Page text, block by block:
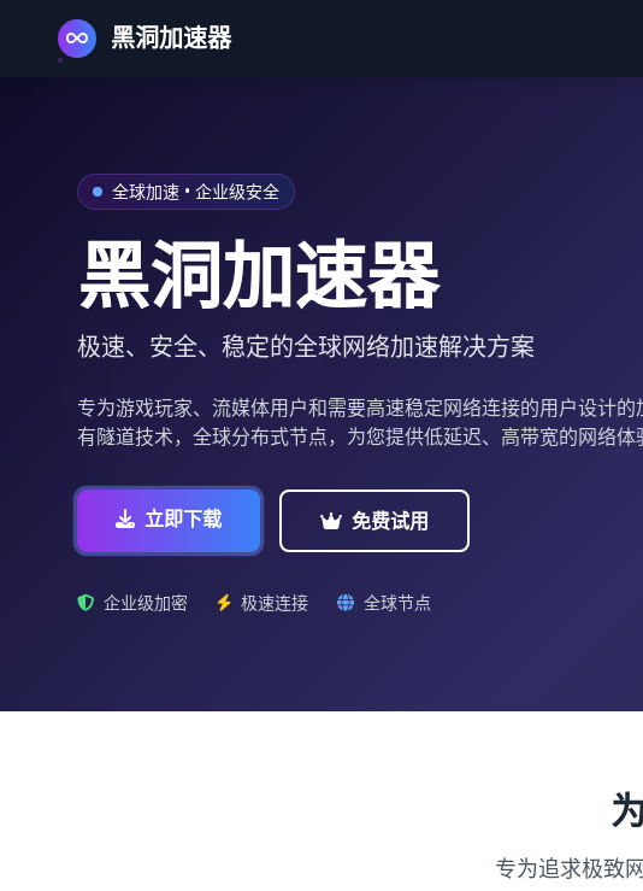
黑洞加速器
全球加速 • 企业级安全
黑洞加速器
极速、安全、稳定的全球网络加速解决方案
专为游戏玩家、流媒体用户和需要高速稳定网络连接的用户设计
有隧道技术，全球分布式节点，为您提供低延迟、高带宽的网络体
立即下载 免费试用
企业级加密 极速连接 全球节点
专为追求极致